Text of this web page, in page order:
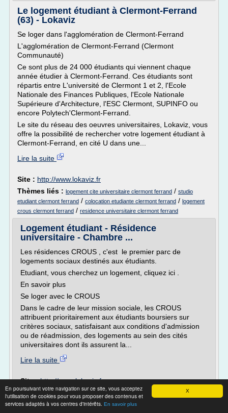
X
En poursuivant votre navigation sur ce site, vous acceptez
l'utilisation de cookies pour vous proposer des contenus et
services adaptés à vos centres d'intérêts. En savoir plus
Le logement étudiant à Clermont-Ferrand
(63) - Lokaviz
Se loger dans l'agglomération de Clermont-Ferrand
L'agglomération de Clermont-Ferrand (Clermont
Communauté)
Ce sont plus de 24 000 étudiants qui viennent chaque
année étudier à Clermont-Ferrand. Ces étudiants sont
répartis entre L'université de Clermont 1 et 2, l'Ecole
Nationale des Finances Publiques, l'Ecole Nationale
Supérieure d'Architecture, l'ESC Clermont, SUPINFO ou
encore Polytech'Clermont-Ferrand.
Le site du réseau des oeuvres universitaires, Lokaviz, vous
offre la possibilité de rechercher votre logement étudiant à
Clermont-Ferrand, en cité U dans une...
Lire la suite
Site : http://www.lokaviz.fr
Thèmes liés : logement cite universitaire clermont ferrand / studio
etudiant clermont ferrand / colocation etudiante clermont ferrand / logement
crous clermont ferrand / residence universitaire clermont ferrand
Logement étudiant - Résidence
universitaire - Chambre ...
Les résidences CROUS , c'est le premier parc de
logements sociaux destinés aux étudiants.
Etudiant, vous cherchez un logement, cliquez ici .
En savoir plus
Se loger avec le CROUS
Dans le cadre de leur mission sociale, les CROUS
attribuent prioritairement aux étudiants boursiers sur
critères sociaux, satisfaisant aux conditions d'admission
ou de réadmission, des logements au sein des cités
universitaires dont ils assurent la...
Lire la suite
Site :http://www.lokaviz.fr
Thèmes liés : etudiante cherche logement
etudiant crous/logement d etudiant